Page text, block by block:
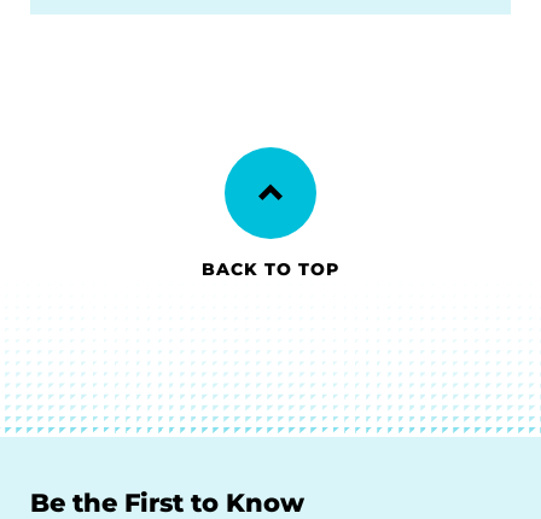
BACK TO TOP
Be the First to Know